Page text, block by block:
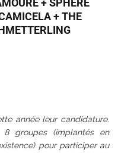
+ SPHERE
+ THE
année leur candidature.
8 groupes (implantés en
pour participer au